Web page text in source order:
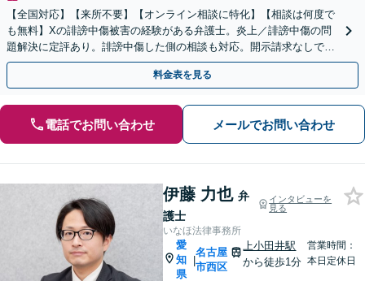
【全国対応】【来所不要】【オンライン相談に特化】【相談は何度で
も無料】Xの誹謗中傷被害の経験がある弁護士。炎上／誹謗中傷の問
題解決に定評あり。誹謗中傷した側の相談も対応。開示請求なしで本
人の特定ができる場合もあり。
料金表を見る
電話でお問い合わせ メールでお問い合わせ
伊藤 力也 弁
護士
インタビューを
見る
いなほ法律事務所
愛
知
県
|
名古屋
市西区
上小田井駅
から徒歩1分
営業時間：
本日定休日